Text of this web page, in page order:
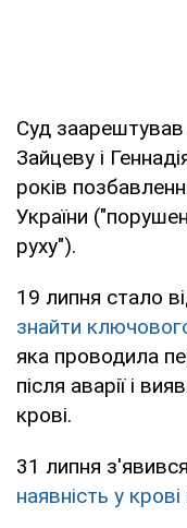
Суд
Зайцеву і
років
України
руху").
19 липня стало
знайти
яка проводила
після аварії і
крові.
31 липня
наявність у